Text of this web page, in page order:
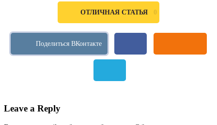
ОТЛИЧНАЯ СТАТЬЯ 0
Leave a Reply